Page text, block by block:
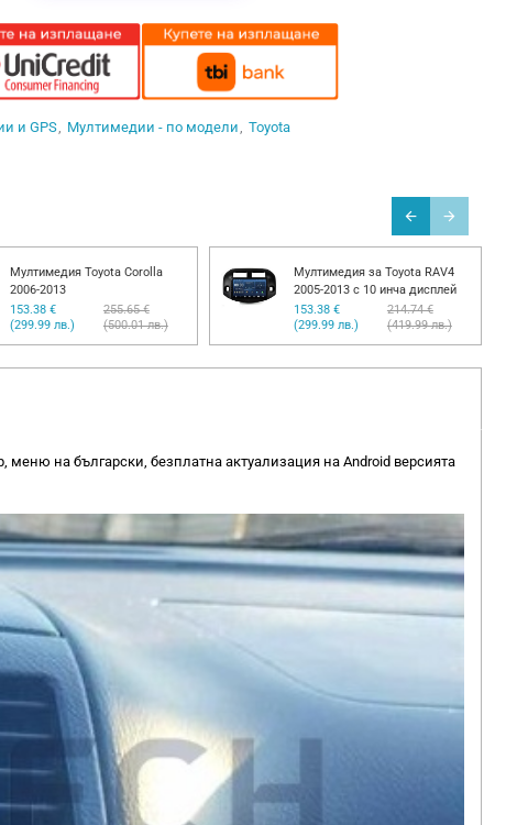
и GPS Мултимедии - по модели Toyota
Мултимедия Toyota Corolla
2006-2013
153.38 €
(299.99 лв.)
255.65 €
(500.01 лв.)
Мултимедия за Toyota RAV4
2005-2013 с 10 инча дисплей
153.38 €
(299.99 лв.)
214.74 €
(419.99 лв.)
на български, безплатна актуализация на Android версията